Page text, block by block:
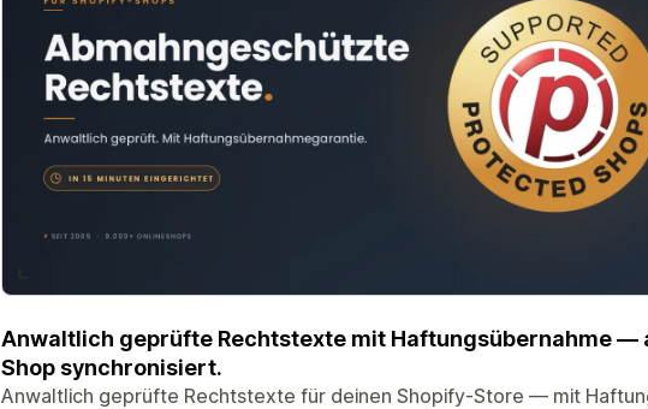
Anwaltlich geprüfte Rechtstexte mit Haftungsübernahme —
Shop synchronisiert.
Anwaltlich geprüfte Rechtstexte für deinen Shopify-Store — mit